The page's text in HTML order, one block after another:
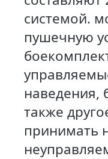
системой.
пушечную
наведения,
также
принимать